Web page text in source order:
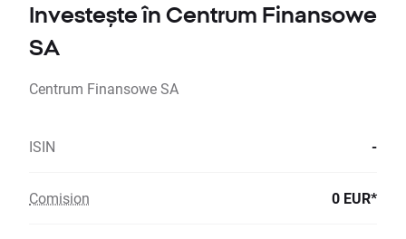
Investește în Centrum Finansowe
SA
Centrum Finansowe SA
ISIN -
Comision 0 EUR*